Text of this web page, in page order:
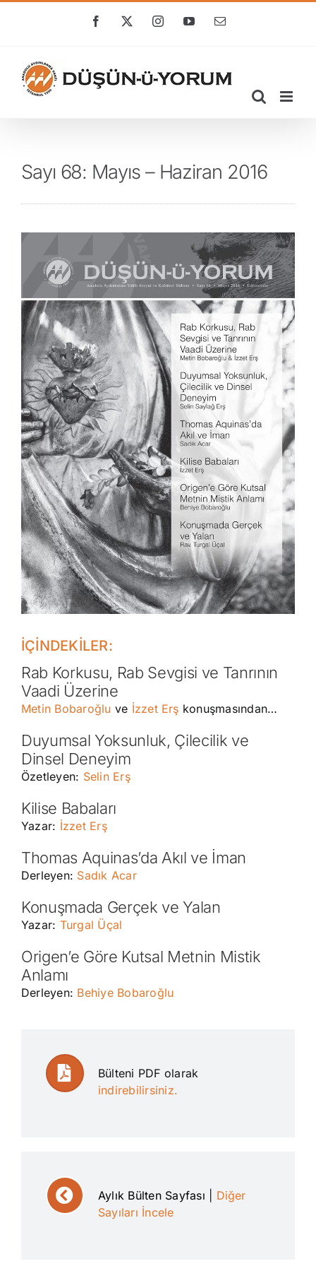
Facebook
X InstagramYouTube
E-
Sayı 68: Mayıs – Haziran 2016
İÇİNDEKİLER:
Rab Korkusu, Rab Sevgisi ve Tanrının
Vaadi Üzerine
Metin Bobaroğlu ve İzzet Erş konuşmasından…
Duyumsal Yoksunluk, Çilecilik ve
Dinsel Deneyim
Özetleyen: Selin Erş
Kilise Babaları
Yazar: İzzet Erş
Thomas Aquinas’da Akıl ve İman
Derleyen: Sadık Acar
Konuşmada Gerçek ve Yalan
Yazar: Turgal Üçal
Origen’e Göre Kutsal Metnin Mistik
Anlamı
Derleyen: Behiye Bobaroğlu
Bülteni PDF olarak
indirebilirsiniz.
Aylık Bülten Sayfası
Diğer
Sayıları İncele